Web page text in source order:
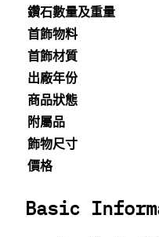
鑽石數量及重量
首飾物料
首飾材質
出廠年份
商品狀態
附屬品
飾物尺寸
價格
Basic